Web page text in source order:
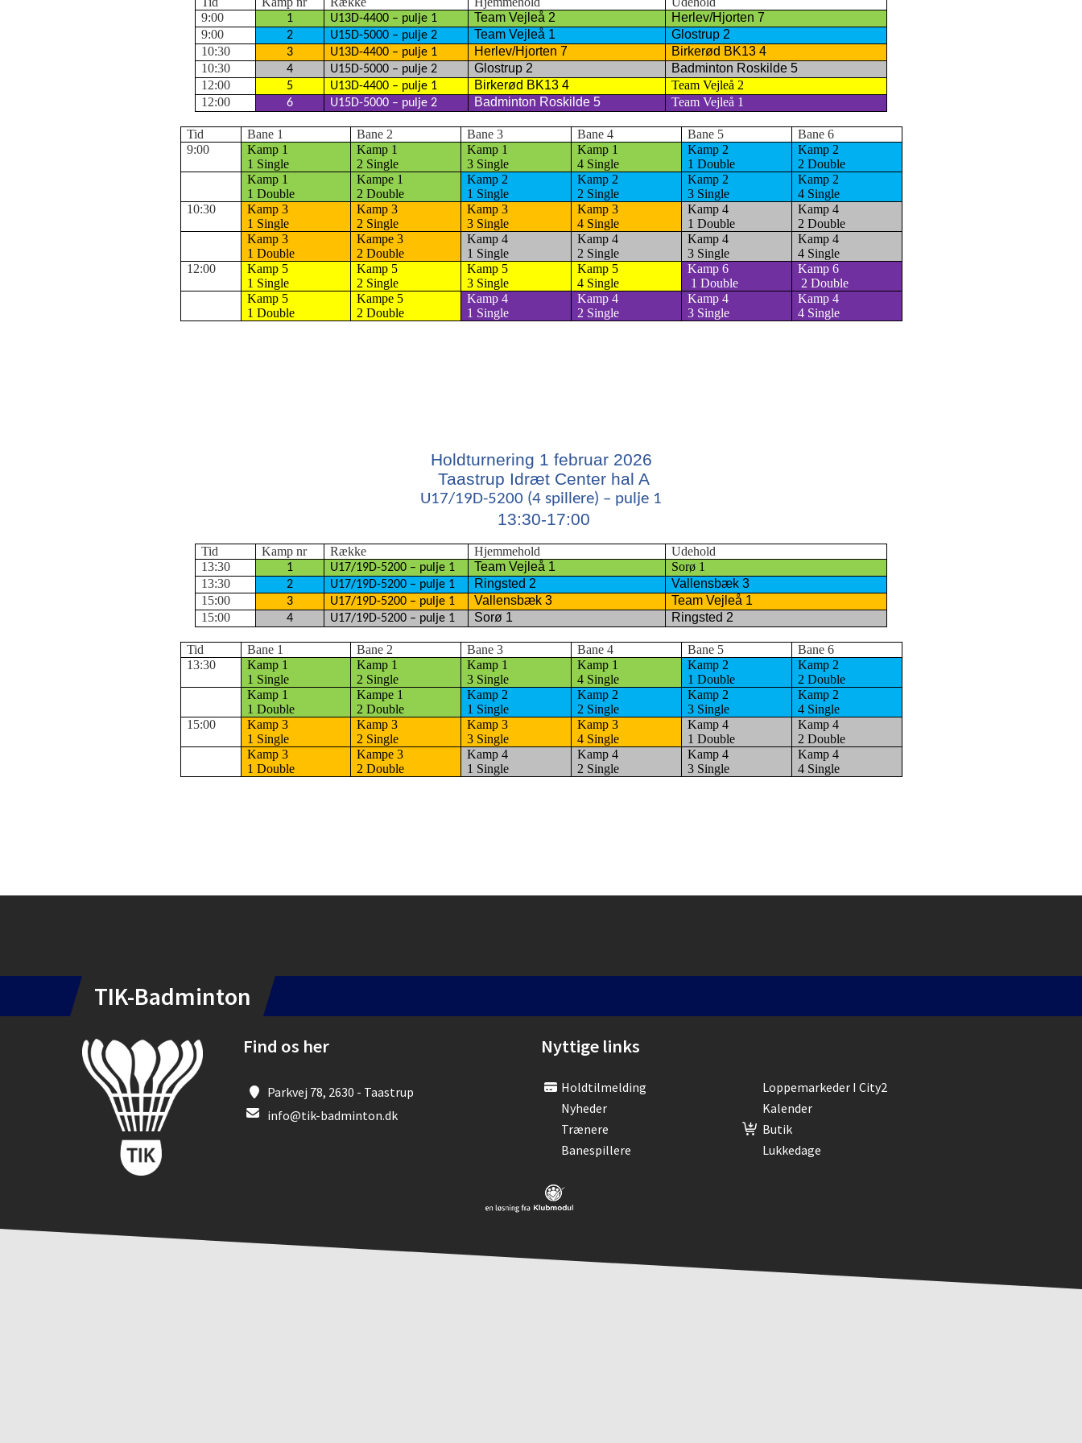
9:00
1 U13D-4400 – pulje 1 Team Vejleå 2
Herlev/Hjorten 7
9:00
2 U15D-5000 – pulje 2 Team Vejleå 1
Glostrup 2
10:30
3 U13D-4400 – pulje 1 Herlev/Hjorten 7
Birkerød BK13 4
10:30
4 U15D-5000 – pulje 2 Glostrup 2
Badminton Roskilde 5
12:00
5 U13D-4400 – pulje 1 Birkerød BK13 4
Team Vejleå 2
12:00
6 U15D-5000 – pulje 2 Badminton Roskilde 5 Team Vejleå 1
Tid Bane 1 Bane 2 Bane 3 Bane 4 Bane 5
Bane 6
9:00
Kamp 1
1 Single
Kamp 1
2 Single
Kamp 1
3 Single
Kamp 1
4 Single
Kamp 2
1 Double
Kamp 2
2 Double
Kamp 1
1 Double
Kampe 1
2 Double
Kamp 2
1 Single
Kamp 2
2 Single
Kamp 2
3 Single
Kamp 2
4 Single
10:30
Kamp 3
1 Single
Kamp 3
2 Single
Kamp 3
3 Single
Kamp 3
4 Single
Kamp 4
1 Double
Kamp 4
2 Double
Kamp 3
1 Double
Kampe 3
2 Double
Kamp 4
1 Single
Kamp 4
2 Single
Kamp 4
3 Single
Kamp 4
4 Single
12:00
Kamp 5
1 Single
Kamp 5
2 Single
Kamp 5
3 Single
Kamp 5
4 Single
Kamp 6
1 Double
Kamp 6
2 Double
Kamp 5
1 Double
Kampe 5
2 Double
Kamp 4
1 Single
Kamp 4
2 Single
Kamp 4
3 Single
Kamp 4
4 Single
Holdturnering 1 februar 2026
Taastrup Idræt Center hal A
U17/19D-5200 (4 spillere) – pulje 1
13:30-17:00
Tid Kamp nr Række Hjemmehold
Udehold
13:30
1 U17/19D-5200 – pulje 1 Team Vejleå 1
Sorø 1
13:30
2 U17/19D-5200 – pulje 1 Ringsted 2
Vallensbæk 3
15:00
3 U17/19D-5200 – pulje 1 Vallensbæk 3
Team Vejleå 1
15:00
4 U17/19D-5200 – pulje 1 Sorø 1 Ringsted 2
Tid Bane 1 Bane 2 Bane 3 Bane 4 Bane 5
Bane 6
13:30
Kamp 1
1 Single
Kamp 1
2 Single
Kamp 1
3 Single
Kamp 1
4 Single
Kamp 2
1 Double
Kamp 2
2 Double
Kamp 1
1 Double
Kampe 1
2 Double
Kamp 2
1 Single
Kamp 2
2 Single
Kamp 2
3 Single
Kamp 2
4 Single
15:00
Kamp 3
1 Single
Kamp 3
2 Single
Kamp 3
3 Single
Kamp 3
4 Single
Kamp 4
1 Double
Kamp 4
2 Double
Kamp 3
1 Double
Kampe 3
2 Double
Kamp 4
1 Single
Kamp 4
2 Single
Kamp 4
3 Single
Kamp 4
4 Single
TIK-Badminton
Find os her
Parkvej 78, 2630 - Taastrup
info@tik-badminton.dk
Nyttige links
Holdtilmelding
Loppemarkeder I City2
Nyheder
Kalender
Trænere
Butik
Banespillere
Lukkedage